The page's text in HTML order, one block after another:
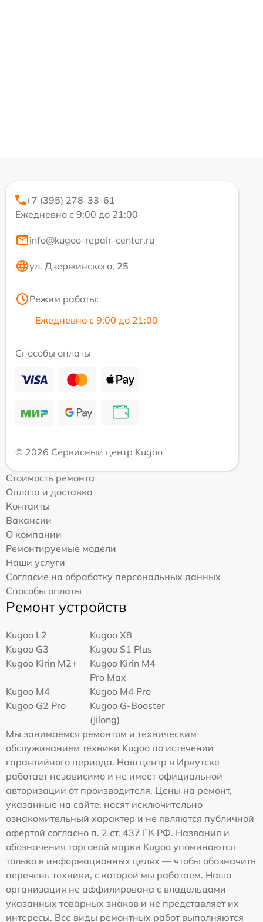
+7 (395) 278-33-61
Ежедневно с 9:00 до 21:00
info@kugoo-repair-center.ru
ул. Дзержинского, 25
Режим работы:
Ежедневно с 9:00 до 21:00
Способы оплаты
© 2026 Сервисный центр Kugoo
Стоимость ремонта
Оплата и доставка
Контакты
Вакансии
О компании
Ремонтируемые модели
Наши услуги
Согласие на обработку персональных данных
Способы оплаты
Ремонт устройств
Kugoo L2
Kugoo X8
Kugoo G3
Kugoo S1 Plus
Kugoo Kirin M2+
Kugoo Kirin M4
Pro Max
Kugoo M4
Kugoo M4 Pro
Kugoo G2 Pro
Kugoo G-Booster
(Jilong)
Мы занимаемся ремонтом и техническим
обслуживанием техники Kugoo по истечении
гарантийного периода. Наш центр в Иркутске
работает независимо и не имеет официальной
авторизации от производителя. Цены на ремонт,
указанные на сайте, носят исключительно
ознакомительный характер и не являются публичной
офертой согласно п. 2 ст. 437 ГК РФ. Названия и
обозначения торговой марки Kugoo упоминаются
только в информационных целях — чтобы обозначить
перечень техники, с которой мы работаем. Наша
организация не аффилирована с владельцами
указанных товарных знаков и не представляет их
интересы. Все виды ремонтных работ выполняются